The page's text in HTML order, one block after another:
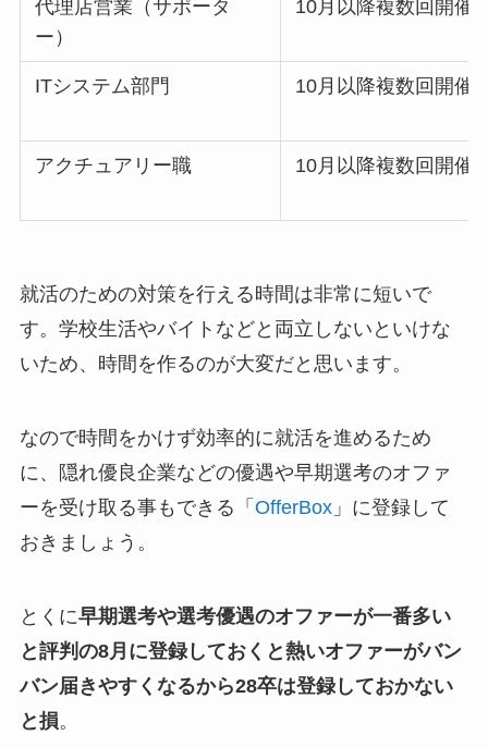
代理店営業（サポータ
ー）
10月以降複数回開催
ITシステム部門 10月以降複数回開催
アクチュアリー職 10月以降複数回開催
就活のための対策を行える時間は非常に短いで
す。学校生活やバイトなどと両立しないといけな
いため、時間を作るのが大変だと思います。
なので時間をかけず効率的に就活を進めるため
に、隠れ優良企業などの優遇や早期選考のオファ
ーを受け取る事もできる「 OfferBox」に登録して
おきましょう。
とくに早期選考や選考優遇のオファーが一番多い
と評判の8月に登録しておくと熱いオファーがバン
バン届きやすくなるから28卒は登録しておかない
と損。